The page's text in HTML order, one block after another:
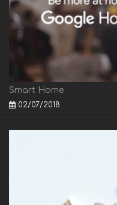
Smart Home
02/07/2018